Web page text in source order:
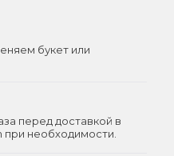
букет или
перед доставкой в
при необходимости.